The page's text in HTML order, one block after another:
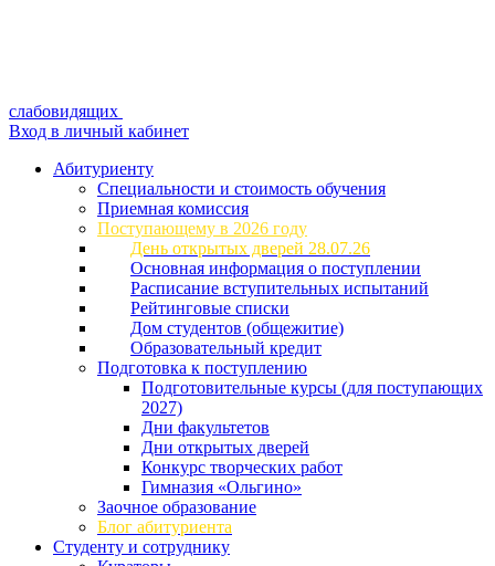
слабовидящих
Вход в личный кабинет
Абитуриенту
Специальности и стоимость обучения
Приемная комиссия
Поступающему в 2026 году
День открытых дверей 28.07.26
Основная информация о поступлении
Расписание вступительных испытаний
Рейтинговые списки
Дом студентов (общежитие)
Образовательный кредит
Подготовка к поступлению
Подготовительные курсы (для поступающих
2027)
Дни факультетов
Дни открытых дверей
Конкурс творческих работ
Гимназия «Ольгино»
Заочное образование
Блог абитуриента
Студенту и сотруднику